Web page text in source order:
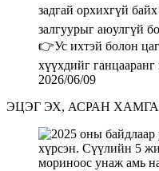
2026/06/09
ЭЦЭГ ЭХ, АСРАН